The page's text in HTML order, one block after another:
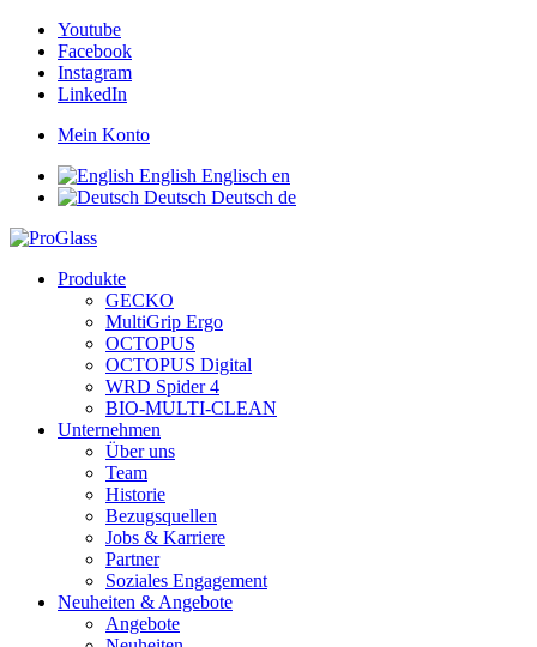
Youtube
Facebook
Instagram
LinkedIn
Mein Konto
English Englisch en
Deutsch Deutsch de
Produkte
GECKO
MultiGrip Ergo
OCTOPUS
OCTOPUS Digital
WRD Spider 4
BIO-MULTI-CLEAN
Unternehmen
Über uns
Team
Historie
Bezugsquellen
Jobs & Karriere
Partner
Soziales Engagement
Neuheiten & Angebote
Angebote